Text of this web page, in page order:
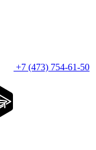
+7 (473) 754-61-50